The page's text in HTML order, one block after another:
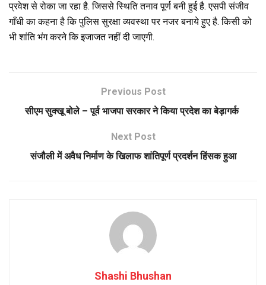
प्रवेश से रोका जा रहा है. जिससे स्थिति तनाव पूर्ण बनी हुई है. एसपी संजीव
गाँधी का कहना है कि पुलिस सुरक्षा व्यवस्था पर नजर बनाये हुए है. किसी को
भी शांति भंग करने कि इजाजत नहीं दी जाएगी.
Previous Post
सीएम सुक्खू बोले – पूर्व भाजपा सरकार ने किया प्रदेश का बेड़ागर्क
Next Post
संजौली में अवैध निर्माण के खिलाफ शांतिपूर्ण प्रदर्शन हिंसक हुआ
Shashi Bhushan